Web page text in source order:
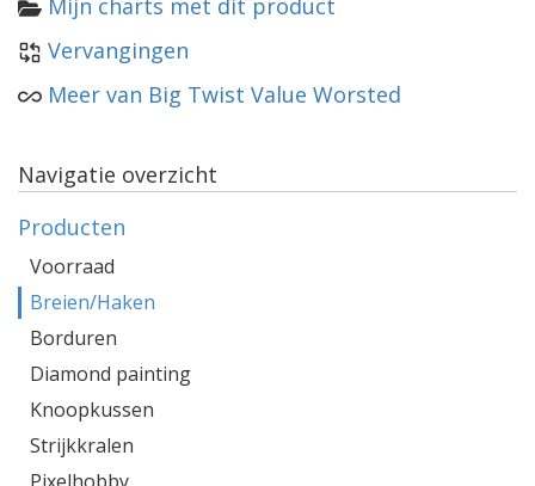
Mijn charts met dit product
Vervangingen
Meer van Big Twist Value Worsted
Navigatie overzicht
Producten
Voorraad
Breien/Haken
Borduren
Diamond painting
Knoopkussen
Strijkkralen